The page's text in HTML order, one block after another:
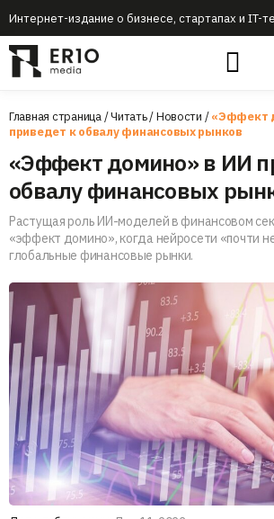
Интернет-издание о бизнесе, стартапах и IT-
Главная страница/Читать/Новости /«Эффект
приведет к обвалу финансовых рынков
«Эффект домино» в ИИ
обвалу финансовых
Растущая роль ИИ-моделей в финансовом
«эффект домино», когда нейросети «почти
глобальные финансовые рынки.